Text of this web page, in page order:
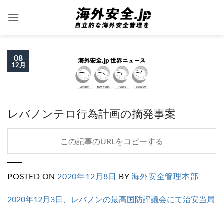
08
12月
レバノンテロ行為計画の摘発事案
この記事のURLをコピーする
POSTED ON 2020年12月8日 BY海外安全管理本部
2020年12月3日、レバノンの最高国防評議会にて治安当局